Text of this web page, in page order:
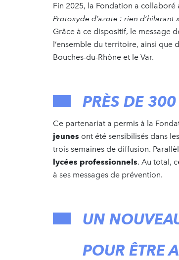
Fin 2025, la Fondation a
Protoxyde d’azote : rien d’hilarant »
Grâce à ce dispositif, le message
l’ensemble du territoire, ainsi que
Bouches-du-Rhône et le Var.
PRÈS DE
Ce partenariat a permis à la
jeunes ont été sensibilisés dans
trois semaines de diffusion.
lycées professionnels. Au total,
à ses messages de prévention.
UN
POUR ÊTRE